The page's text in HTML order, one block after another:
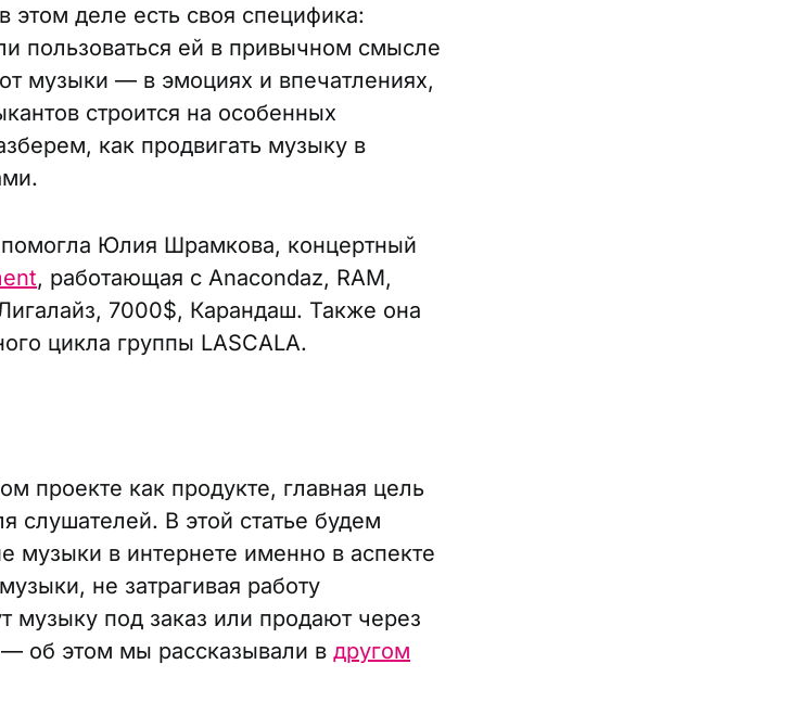
деле есть своя специфика:
пользоваться ей в привычном смысле
музыки — в эмоциях и впечатлениях,
строится на особенных
как продвигать музыку в
Юлия Шрамкова, концертный
, работающая с Anacondaz, RAM,
7000$, Карандаш. Также она
цикла группы LASCALA.
проекте как продукте, главная цель
слушателей. В этой статье будем
музыки в интернете именно в аспекте
не затрагивая работу
музыку под заказ или продают через
об этом мы рассказывали в другом